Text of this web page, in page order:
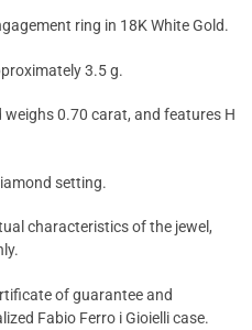
ring in 18K White Gold.
3.5 g.
0.70 carat, and features H
setting.
characteristics of the jewel,
of guarantee and
Fabio Ferro i Gioielli case.